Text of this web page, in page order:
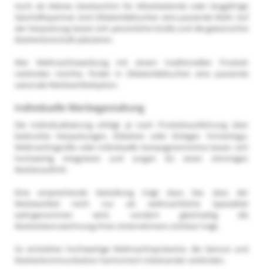
Auch als kleines Dankeschön für Mitarbeitende oder langjährige
Geschäftspartner sind Oblatenlebkuchen eine passende Wahl. Auf
der Verpackung lassen sich persönliche Grüße und die gewünschte
Markenbotschaft platzieren.
Wer Weihnachtswerbung mit einem traditionellen Produkt
verbinden möchte, findet in Oblatenlebkuchen eine passende
saisonale Werbeartikeloption.
Individuelle Werbegestaltung
Die Individualisierung erfolgt je nach Produktausführung über
bedruckte Verpackungen, Etiketten oder Einleger. Firmenlogo,
Weihnachtsgrüße oder individuelle Kampagnenmotive lassen sich
hochwertig integrieren und sorgen für einen stimmigen
Markenauftritt.
Eine ansprechende Gestaltung trägt dazu bei, dass der
Werbeartikel nicht nur als weihnachtliche Spezialität
wahrgenommen wird, sondern gleichzeitig die
Markenkennzeichnung Ihres Unternehmens sichtbar trägt.
So entstehen hochwertige Weihnachtspräsente, die Genuss und
Markenkommunikation harmonisch miteinander verbinden.